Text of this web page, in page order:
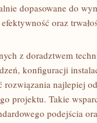
dopasowane do
oraz
z doradztwem
konfiguracji
najlepiej
projektu. Takie
podejścia